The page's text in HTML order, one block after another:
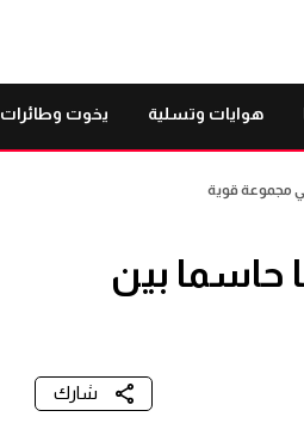
هوايات وتسلية يخوت وطائرات
صداما حاسما بين
شارك